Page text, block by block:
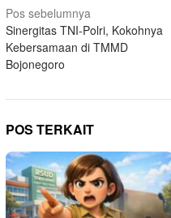
Navigasi
pos
Pos sebelumnya
Sinergitas TNI-Polri, Kokohnya
Kebersamaan di TMMD
Bojonegoro
POS TERKAIT